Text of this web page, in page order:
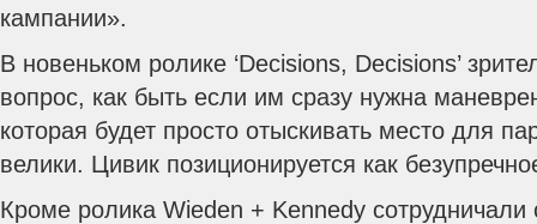
кампании».
В новеньком ролике ‘Decisions, Decisions’
вопрос, как быть если им сразу нужна
которая будет просто отыскивать место для
велики. Цивик позиционируется как
Кроме ролика Wieden + Kennedy